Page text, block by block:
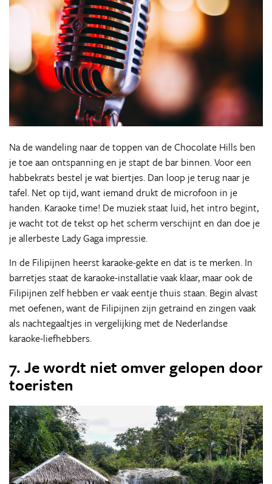
Na de wandeling naar de toppen van de Chocolate Hills ben
je toe aan ontspanning en je stapt de bar binnen. Voor een
habbekrats bestel je wat biertjes. Dan loop je terug naar je
tafel. Net op tijd, want iemand drukt de microfoon in je
handen. Karaoke time! De muziek staat luid, het intro begint,
je wacht tot de tekst op het scherm verschijnt en dan doe je
je allerbeste Lady Gaga impressie.
In de Filipijnen heerst karaoke-gekte en dat is te merken. In
barretjes staat de karaoke-installatie vaak klaar, maar ook de
Filipijnen zelf hebben er vaak eentje thuis staan. Begin alvast
met oefenen, want de Filipijnen zijn getraind en zingen vaak
als nachtegaaltjes in vergelijking met de Nederlandse
karaoke-liefhebbers.
7. Je wordt niet omver gelopen door
toeristen